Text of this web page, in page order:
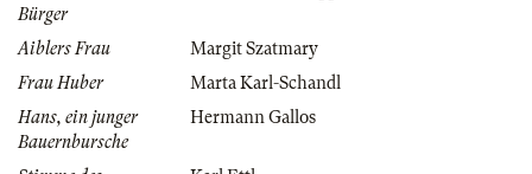
Bürger
Aiblers Frau
Margit Szatmary
Frau Huber
Marta Karl-Schandl
Hans, ein junger
Bauernbursche
Hermann Gallos